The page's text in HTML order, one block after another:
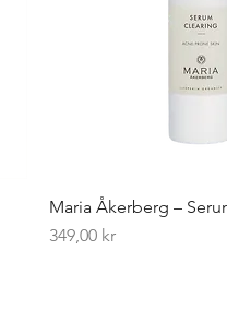
Maria Åkerberg –
Pris
349,00 kr